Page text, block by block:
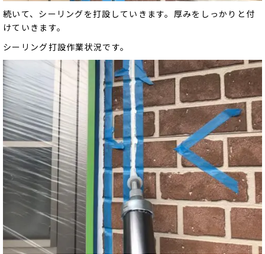
続いて、シーリングを打設していきます。厚みをしっかりと付
けていきます。
シーリング打設作業状況です。